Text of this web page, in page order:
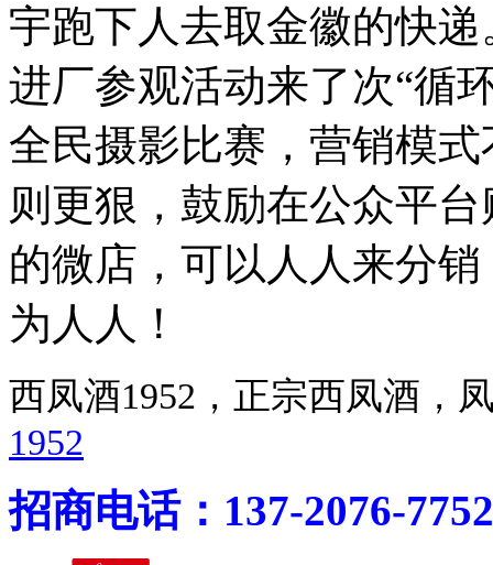
宇跑下人去取金徽的快
进厂参观活动来了次“循
全民摄影比赛，营销模
则更狠，鼓励在公众平
的微店，可以人人来分
为人人！
西凤酒1952，正宗西凤酒
1952
招商电话：137-2076-7752